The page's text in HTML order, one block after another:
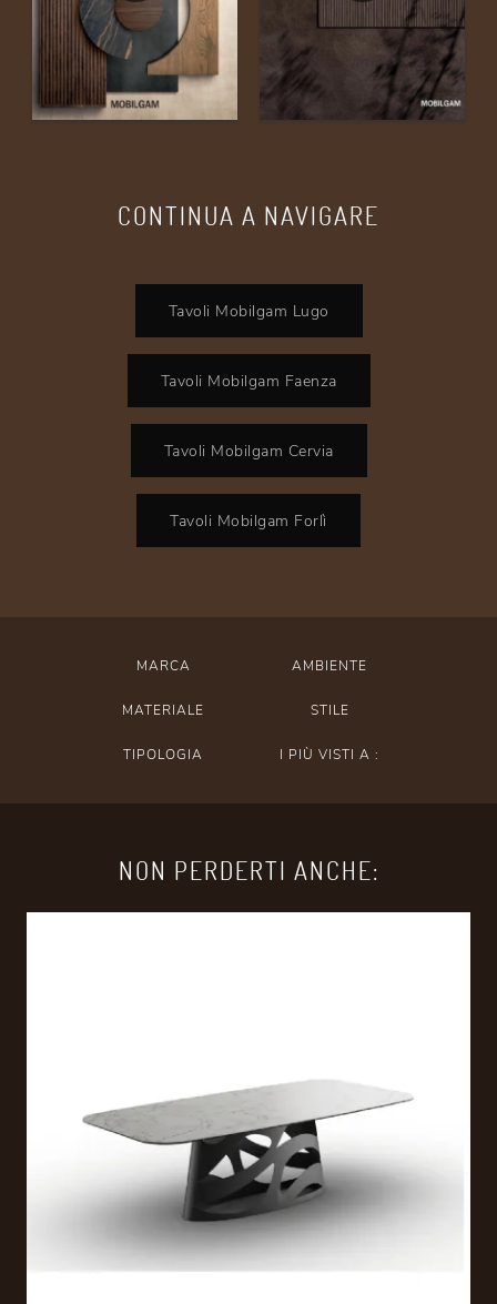
CONTINUA A NAVIGARE
Tavoli Mobilgam Lugo
Tavoli Mobilgam Faenza
Tavoli Mobilgam Cervia
Tavoli Mobilgam Forlì
MARCA AMBIENTE
MATERIALE STILE
TIPOLOGIA I PIÙ VISTI A :
NON PERDERTI ANCHE: